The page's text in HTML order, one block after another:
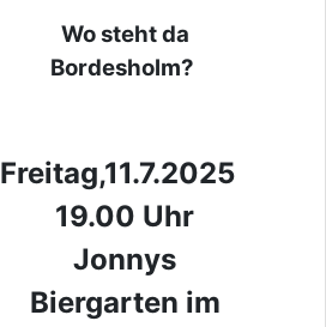
Wo steht da
Bordesholm?
Freitag,11.7.2025
19.00 Uhr
Jonnys
Biergarten im